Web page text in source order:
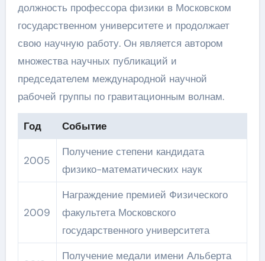
должность профессора физики в Московском
государственном университете и продолжает
свою научную работу. Он является автором
множества научных публикаций и
председателем международной научной
рабочей группы по гравитационным волнам.
Год Событие
2005
Получение степени кандидата
физико-математических наук
2009
Награждение премией Физического
факультета Московского
государственного университета
Получение медали имени Альберта